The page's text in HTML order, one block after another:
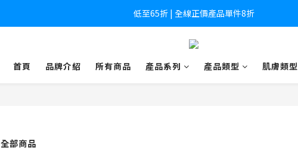
低至65折 | 全線正價產品單件8折
低至65折 | 全線正價產品單件8折
全店滿HK$800免運費 (香港及澳門)
低至65折 | 全線正價產品單件8折
首頁 品牌介紹 所有商品 產品系列 產品類型 肌膚類型
全部商品